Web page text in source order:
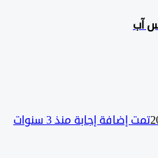
تمت إضافة إجابة منذ 3 سنوات